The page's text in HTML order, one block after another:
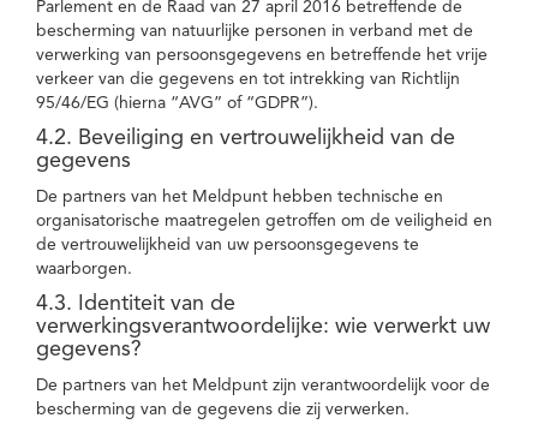
Parlement en de Raad van 27 april 2016 betreffende de
bescherming van natuurlijke personen in verband met de
verwerking van persoonsgegevens en betreffende het vrije
verkeer van die gegevens en tot intrekking van Richtlijn
95/46/EG (hierna “AVG” of “GDPR”).
4.2. Beveiliging en vertrouwelijkheid van de
gegevens
De partners van het Meldpunt hebben technische en
organisatorische maatregelen getroffen om de veiligheid en
de vertrouwelijkheid van uw persoonsgegevens te
waarborgen.
4.3. Identiteit van de
verwerkingsverantwoordelijke: wie verwerkt uw
gegevens?
De partners van het Meldpunt zijn verantwoordelijk voor de
bescherming van de gegevens die zij verwerken.